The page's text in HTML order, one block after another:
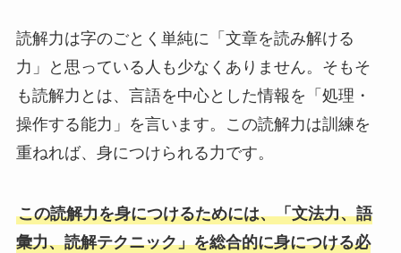
読解力は字のごとく単純に「文章を読み解ける
力」と思っている人も少なくありません。そもそ
も読解力とは、言語を中心とした情報を「処理・
操作する能力」を言います。この読解力は訓練を
重ねれば、身につけられる力です。
この読解力を身につけるためには、「文法力、語
彙力、読解テクニック」を総合的に身につける必